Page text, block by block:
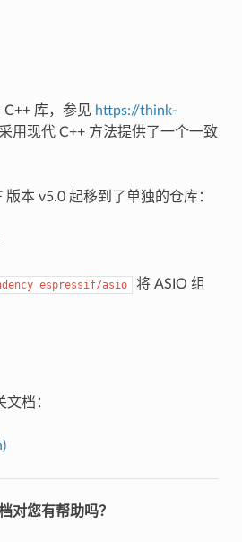
库，参见 https://think-
用现代 C++ 方法提供了一个一致
版本 v5.0 起移到了单独的仓库：
espressif/asio
将 ASIO 组
档：
对您有帮助吗？